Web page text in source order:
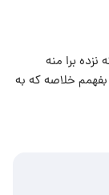
برا منه
خلاصه که به